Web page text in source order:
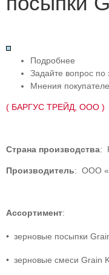
Подробнее
Задайте вопрос по
Мнения
( БАРГУС ТРЕЙД, ООО )
Страна производства:
Производитель: ООО
Ассортимент:
• зерновые посыпки
• зерновые смеси Grain